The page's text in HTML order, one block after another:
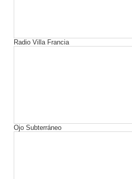
Radio Villa Francia
Ojo Subterráneo